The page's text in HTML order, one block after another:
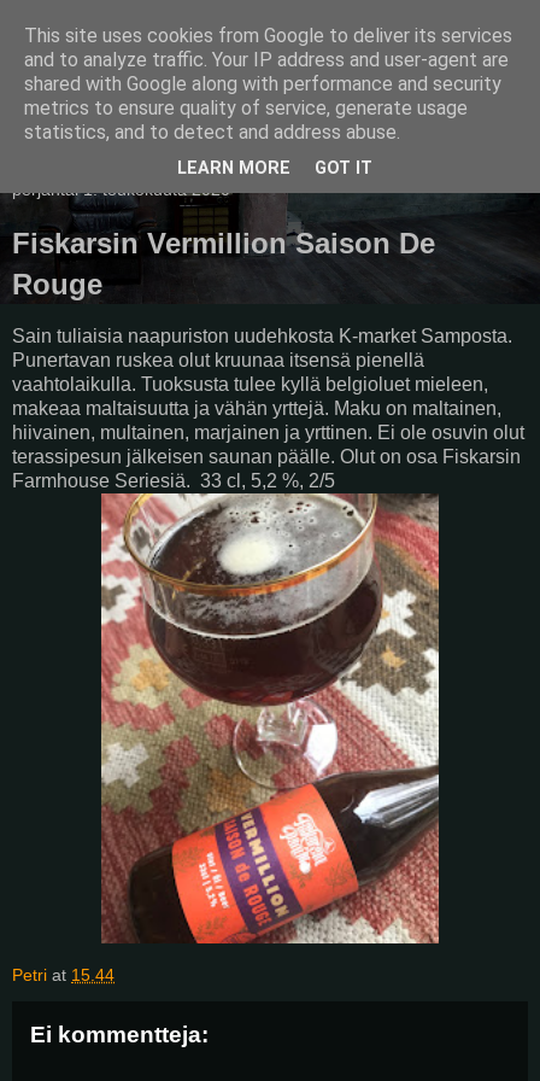
Pullollinen
perjantai 1. toukokuuta 2020
Fiskarsin Vermillion Saison De
Rouge
Sain tuliaisia naapuriston uudehkosta K-market Samposta.
Punertavan ruskea olut kruunaa itsensä pienellä
vaahtolaikulla. Tuoksusta tulee kyllä belgioluet mieleen,
makeaa maltaisuutta ja vähän yrttejä. Maku on maltainen,
hiivainen, multainen, marjainen ja yrttinen. Ei ole osuvin olut
terassipesun jälkeisen saunan päälle. Olut on osa Fiskarsin
Farmhouse Seriesiä. 33 cl, 5,2 %, 2/5
Petri at 15.44
Ei kommentteja:
This site uses cookies from Google to deliver its services
and to analyze traffic. Your IP address and user-agent are
shared with Google along with performance and security
metrics to ensure quality of service, generate usage
statistics, and to detect and address abuse.
LEARN MORE GOT IT